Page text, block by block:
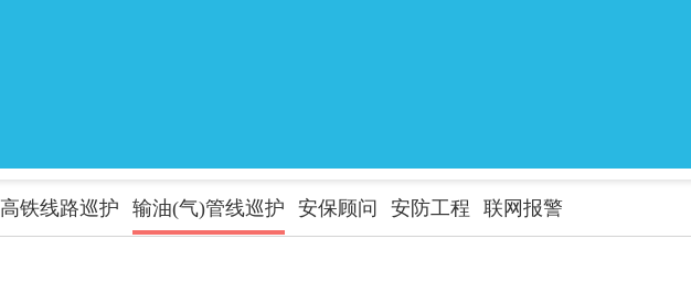
高铁线路巡护 输油(气)管线巡护 安保顾问 安防工程 联网报警